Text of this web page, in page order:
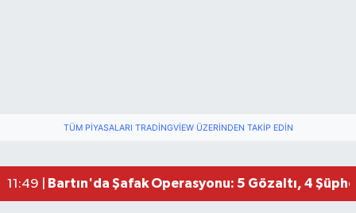
TÜM PIYASALARI TRADINGVIEW ÜZERINDEN TAKIP EDIN
11:49 | Bartın'da Şafak Operasyonu: 5 Gözaltı, 4